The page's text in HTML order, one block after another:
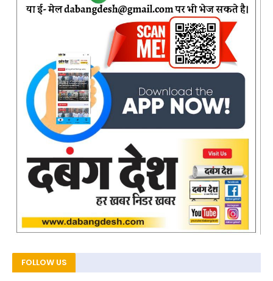
FOLLOW US